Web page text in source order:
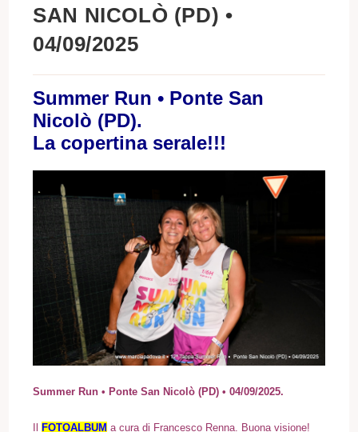
SAN NICOLÒ (PD) •
04/09/2025
Summer Run • Ponte San
Nicolò (PD).
La copertina serale!!!
Summer Run • Ponte San Nicolò (PD) • 04/09/2025.
FOTOALBUM a cura di Francesco Renna. Buona visione!